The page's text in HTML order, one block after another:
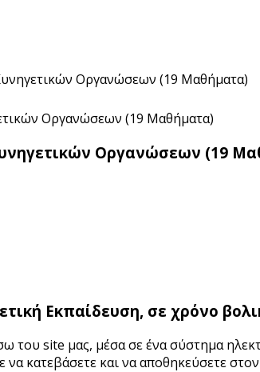
Οργανώσεων (19 Μαθήματα)
Οργανώσεων (19
Εκπαίδευση, σε χρόνο
του site μας, μέσα σε ένα σύστημα
να κατεβάσετε και να αποθηκεύσετε